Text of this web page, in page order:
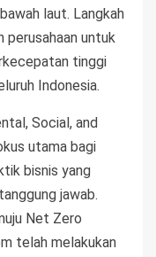
laut. Langkah
perusahaan untuk
tinggi
Indonesia.
Social, and
utama bagi
bisnis yang
jawab.
Net Zero
telah melakukan